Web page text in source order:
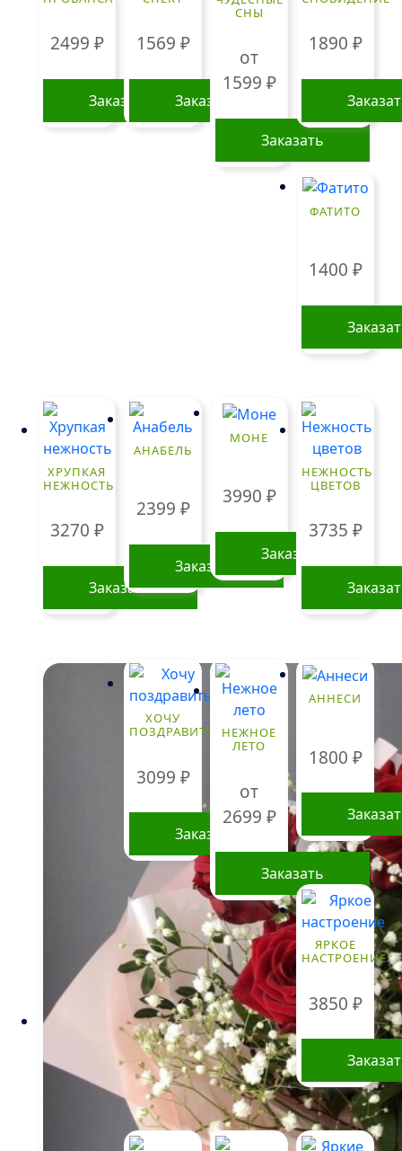
2499 ₽
Заказать
1569 ₽
Заказать
СНЫ
от
1599 ₽
Заказать
товар
1890 ₽
ФАТИТО
1400 ₽
ХРУПКАЯ
НЕЖНОСТЬ
3270 ₽
Заказать
АНАБЕЛЬ
2399 ₽
Заказать
МОНЕ
3990 ₽
Заказать
НЕЖНОСТЬ
ЦВЕТОВ
3735 ₽
ХОЧУ
ПОЗДРАВИТЬ
3099 ₽
Заказать
НЕЖНОЕ
ЛЕТО
от
2699 ₽
Заказать
Этот
товар
имеет
несколько
вариаций.
Опции
можно
выбрать
на
странице
товара.
АННЕСИ
1800 ₽
ЯРКОЕ
НАСТРОЕНИЕ
3850 ₽